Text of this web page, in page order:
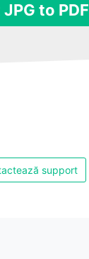
to PDF
support